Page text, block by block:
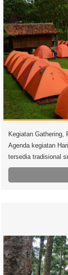
Kegiatan Gathering,
Agenda kegiatan
tersedia tradisional